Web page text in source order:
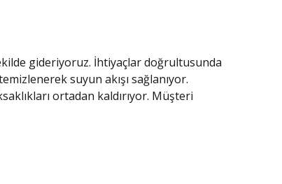
gideriyoruz. İhtiyaçlar doğrultusunda
suyun akışı sağlanıyor.
ortadan kaldırıyor. Müşteri